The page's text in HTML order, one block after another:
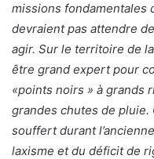
missions fondamentales
devraient pas attendre
agir. Sur le territoire de
être grand expert pour
«points noirs » à grands
grandes chutes de pluie.
souffert durant
laxisme et du déficit de